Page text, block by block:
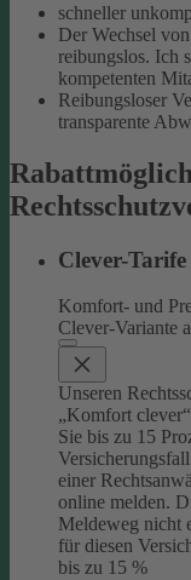
schneller
Der Wechsel
reibungslos. Ich
kompetenten
Reibungsloser
transparente
Clever-Tarife
Komfort- und
Clever-Variante
Unseren
„Komfort
Sie bis zu 15
einer
online melden.
Meldeweg nicht
für diesen
bis zu 15 %